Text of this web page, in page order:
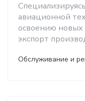
авиационной
освоению
экспорт
Обслуживание и